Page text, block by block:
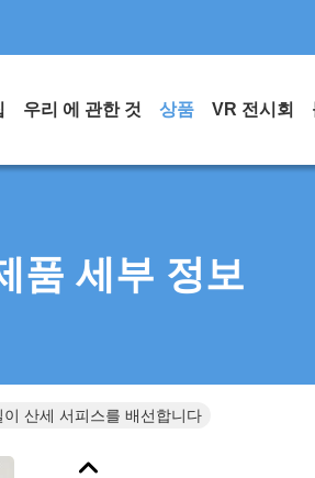
우리 에 관한 것 상품 VR 전시회
품 세부 정보
산세 서피스를 배선합니다